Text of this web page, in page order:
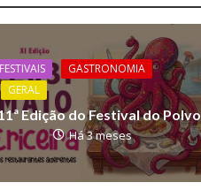
FESTIVAIS
GASTRONOMIA
GERAL
Edição do Festival do Polvo
Há 3 meses